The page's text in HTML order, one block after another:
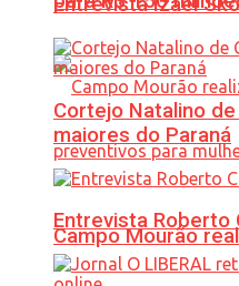
Campo Mourão
Cortejo Natalino
maiores do Paraná
Entrevista Roberto